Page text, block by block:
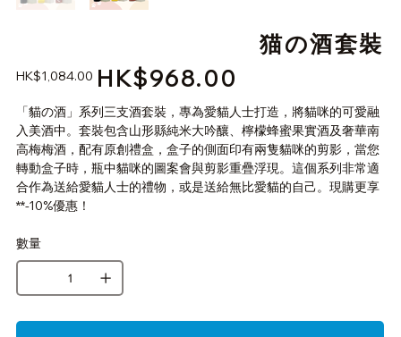
猫の酒套裝
原
格
HK$1,084.00
促
格
HK$968.00
「貓の酒」系列三支酒套裝，專為愛貓人士打造，將貓咪的可愛融
入美酒中。套裝包含山形縣純米大吟釀、檸檬蜂蜜果實酒及奢華南
高梅梅酒，配有原創禮盒，盒子的側面印有兩隻貓咪的剪影，當您
轉動盒子時，瓶中貓咪的圖案會與剪影重疊浮現。這個系列非常適
合作為送給愛貓人士的禮物，或是送給無比愛貓的自己。現購更享
**-10%優惠！
數量